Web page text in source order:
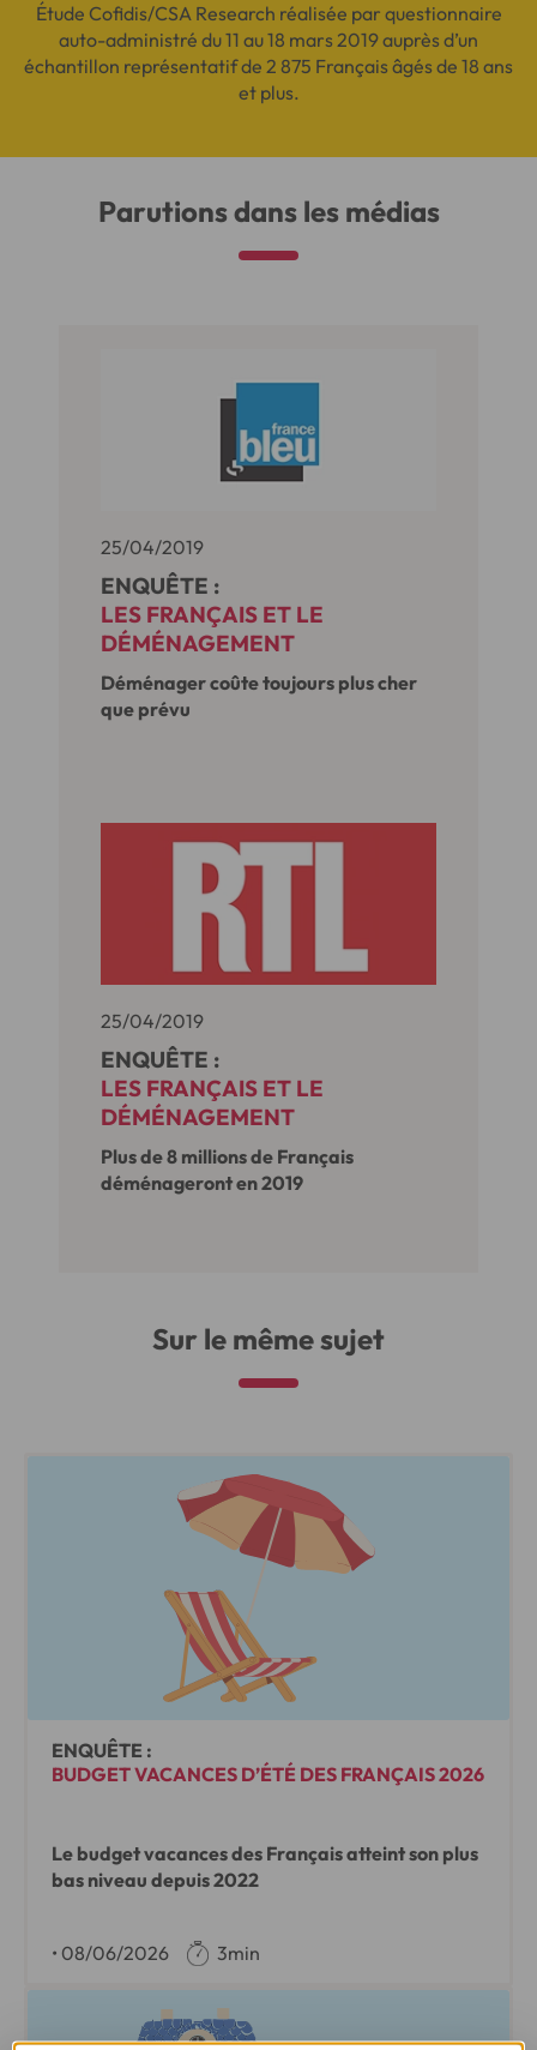
Étude Cofidis/CSA Research réalisée par questionnaire
auto-administré du 11 au 18 mars 2019 auprès d’un
échantillon représentatif de 2 875 Français âgés de 18 ans
et plus.
Parutions dans les médias
25/04/2019
ENQUÊTE :
LES FRANÇAIS ET LE
DÉMÉNAGEMENT
Déménager coûte toujours plus cher
que prévu
25/04/2019
ENQUÊTE :
LES FRANÇAIS ET LE
DÉMÉNAGEMENT
Plus de 8 millions de Français
déménageront en 2019
Sur le même sujet
ENQUÊTE :
BUDGET VACANCES D’ÉTÉ DES FRANÇAIS 2026
Le budget vacances des Français atteint son plus
bas niveau depuis 2022
• 08/06/2026 3min